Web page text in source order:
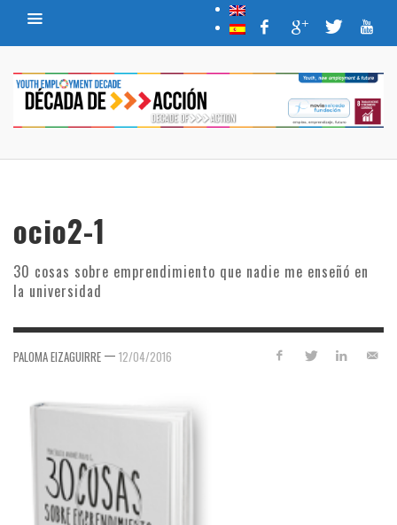
ocio2-1
30 cosas sobre emprendimiento que nadie me enseñó en
la universidad
PALOMA EIZAGUIRRE — 12/04/2016